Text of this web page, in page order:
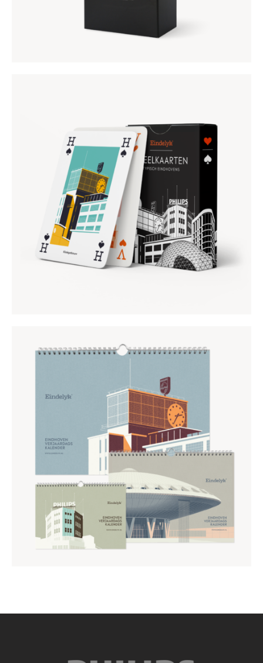
SPEELKAARTEN
€7 95 € 12,95
EINDHOVEN VERJAARDAGSKALENDER
€ 11,95 €19,95